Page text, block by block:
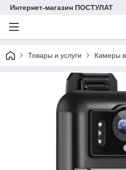
Интернет-магазин ПОСТУЛАТ
Товары и услуги Камеры